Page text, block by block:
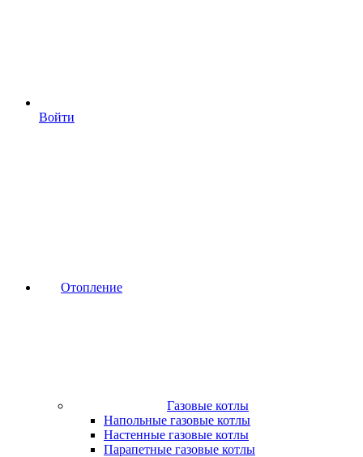
Войти
Отопление
Газовые котлы
Напольные газовые котлы
Настенные газовые котлы
Парапетные газовые котлы